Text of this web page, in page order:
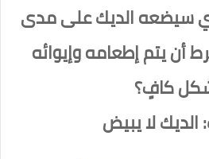
سيضعه الديك على مدى
أن يتم إطعامه وإيوائه
كافٍ؟
الديك لا يبيض